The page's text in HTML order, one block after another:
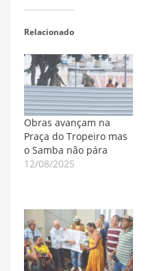
Relacionado
Obras avançam na
Praça do Tropeiro mas
o Samba não pára
12/08/2025